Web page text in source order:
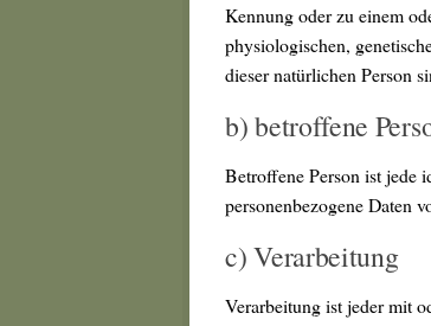
Kennung oder zu einem
physiologischen,
dieser natürlichen Person
b) betroffene
Betroffene Person ist jede
personenbezogene Daten
c) Verarbeitung
Verarbeitung ist jeder mit